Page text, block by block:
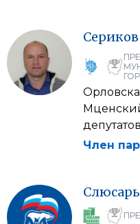
Сериков
депутатов
Член
Слюсарь